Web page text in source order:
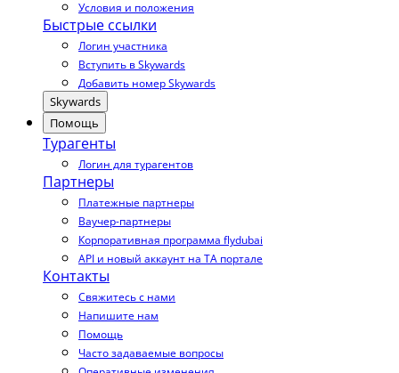
Условия и положения
Быстрые ссылки
Логин участника
Вступить в Skywards
Добавить номер Skywards
Skywards
Помощь
Турагенты
Логин для турагентов
Партнеры
Платежные партнеры
Ваучер-партнеры
Корпоративная программа flydubai
API и новый аккаунт на TA портале
Контакты
Свяжитесь с нами
Напишите нам
Помощь
Часто задаваемые вопросы